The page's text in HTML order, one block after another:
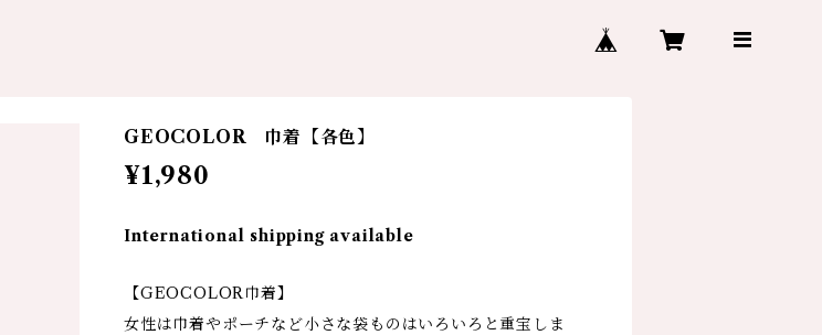
GEOCOLOR 巾着【各色】
¥1,980
International shipping available
【GEOCOLOR巾着】
女性は巾着やポーチなど小さな袋ものはいろいろと重宝しま